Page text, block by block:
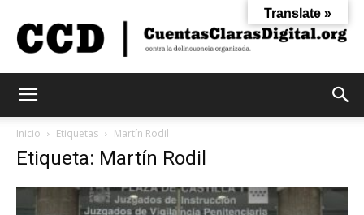
Inicio Etiquetas Martín Rodil
Etiqueta: Martín Rodil
Translate »